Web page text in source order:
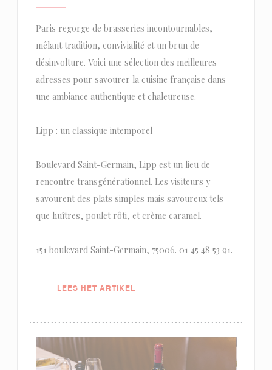
Paris regorge de brasseries incontournables,
mêlant tradition, convivialité et un brun de
désinvolture. Voici une sélection des meilleures
adresses pour savourer la cuisine française dans
une ambiance authentique et chaleureuse.
Lipp : un classique intemporel
Boulevard Saint-Germain, Lipp est un lieu de
rencontre transgénérationnel. Les visiteurs y
savourent des plats simples mais savoureux tels
que huîtres, poulet rôti, et crème caramel.
151 boulevard Saint-Germain, 75006. 01 45 48 53 91.
LEES HET ARTIKEL